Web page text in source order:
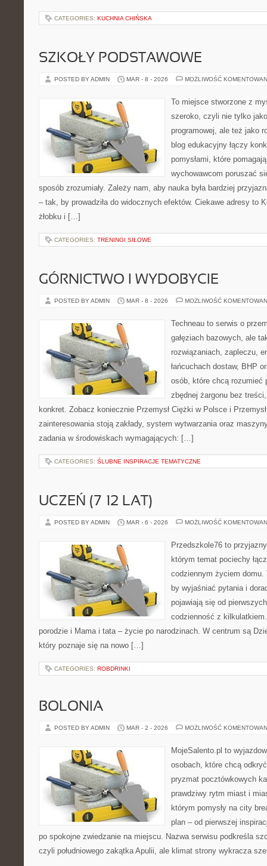
CATEGORIES: KUCHNIA CHIŃSKA
SZKOŁY PODSTAWOWE
POSTED BY ADMIN MAR - 8 - 2026 MOŻLIWOŚĆ
To miejsce stworzone z
szeroko, czyli nie tylko
programowej, ale też jako
blog edukacyjny łączy
pomysłami, które
wychowawcom poruszać
sposób zrozumiały. Zależy nam, aby nauka była bardziej
– tak, by prowadziła do widocznych efektów. Ciekawe adresy to
żłobku i […]
CATEGORIES: TRENINGI SIŁOWE
GÓRNICTWO I WYDOBYCIE
POSTED BY ADMIN MAR - 8 - 2026 MOŻLIWOŚĆ
Techneau to serwis o
gałęziach bazowych, ale
rozwiązaniach, zapleczu,
łańcuchach dostaw, BHP
osób, które chcą rozumieć
zbędnej żargonu bez
konkret. Zobacz koniecznie Przemysł Ciężki w Polsce i
zainteresowania stoją zakłady, system wytwarzania oraz
zadania w środowiskach wymagających: […]
CATEGORIES: ŚLUBNE INSPIRACJE TEMATYCZNE
UCZEŃ (7–12 LAT)
POSTED BY ADMIN MAR - 6 - 2026 MOŻLIWOŚĆ
Przedszkole76 to
którym temat pociechy
codziennym życiem
by wyjaśniać pytania i
pojawiają się od
codzienność z
porodzie i Mama i tata – życie po narodzinach. W centrum są
który poznaje się na nowo […]
CATEGORIES: ROBDRINKI
BOLONIA
POSTED BY ADMIN MAR - 2 - 2026 MOŻLIWOŚĆ
MojeSalento.pl to
osobach, które chcą
pryzmat pocztówkowych
prawdziwy rytm miast i
którym pomysły na city
plan – od pierwszej
po spokojne zwiedzanie na miejscu. Nazwa serwisu podkreśla
czyli południowego zakątka Apulii, ale klimat strony wykracza